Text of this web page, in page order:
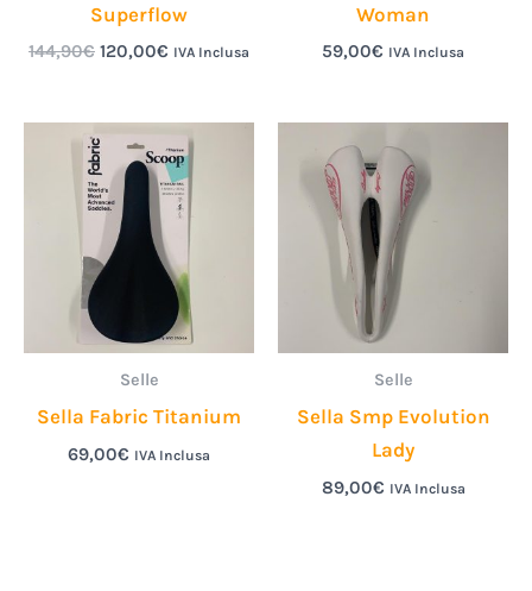
Superflow
144,90€ 120,00€ IVA Inclusa
Woman
59,00€ IVA Inclusa
Selle
Sella Fabric Titanium
69,00€ IVA Inclusa
Selle
Sella Smp Evolution
Lady
89,00€ IVA Inclusa